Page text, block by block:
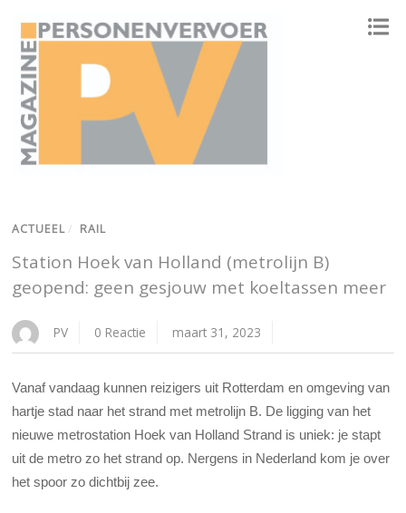
ACTUEEL / RAIL
Station Hoek van Holland (metrolijn B)
geopend: geen gesjouw met koeltassen meer
PV 0 Reactie maart 31, 2023
Vanaf vandaag kunnen reizigers uit Rotterdam en omgeving van
hartje stad naar het strand met metrolijn B. De ligging van het
nieuwe metrostation Hoek van Holland Strand is uniek: je stapt
uit de metro zo het strand op. Nergens in Nederland kom je over
het spoor zo dichtbij zee.